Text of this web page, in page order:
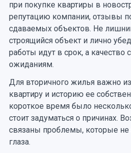
при покупке квартиры в
репутацию компании, отзывы
сдаваемых объектов. Не
строящийся объект и лично
работы идут в срок, а качество
ожиданиям.
Для вторичного жилья важно
квартиру и историю ее
короткое время было
стоит задуматься о причинах.
связаны проблемы, которые не
глаза.